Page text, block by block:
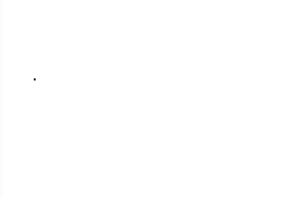
.